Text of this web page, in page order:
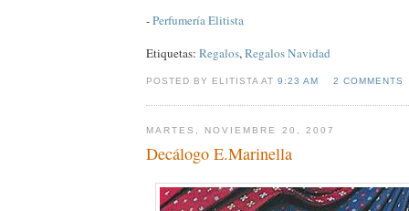
-Perfumería Elitista
Etiquetas: Regalos,Regalos Navidad
POSTED BY ELITISTA AT9:23 AM 2 COMMENTS
MARTES, NOVIEMBRE 20, 2007
Decálogo E.Marinella